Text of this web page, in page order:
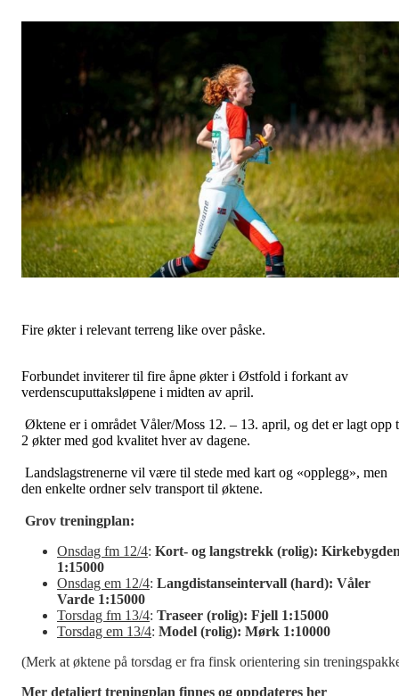
Fire økter i relevant terreng like over påske.
Forbundet inviterer til fire åpne økter i Østfold i forkant av
verdenscuputtaksløpene i midten av april.
Øktene er i området Våler/Moss 12. – 13. april, og det er lagt opp
2 økter med god kvalitet hver av dagene.
Landslagstrenerne vil være til stede med kart og «opplegg», men
den enkelte ordner selv transport til øktene.
Grov treningplan:
Onsdag fm 12/4: Kort- og langstrekk (rolig):
1:15000
Onsdag em 12/4: Langdistanseintervall (hard): Våler
Varde 1:15000
Torsdag fm 13/4: Traseer (rolig): Fjell 1:15000
Torsdag em 13/4: Model (rolig): Mørk 1:10000
(Merk at øktene på torsdag er fra finsk orientering sin
Mer detaljert treningplan finnes og oppdateres her